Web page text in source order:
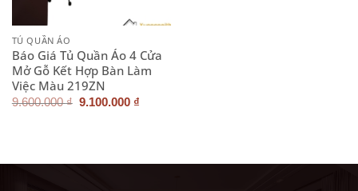
TỦ QUẦN ÁO
Báo Giá Tủ Quần Áo 4 Cửa
Mở Gỗ Kết Hợp Bàn Làm
Việc Màu 219ZN
9.600.000₫ Giá
9.100.000 ₫